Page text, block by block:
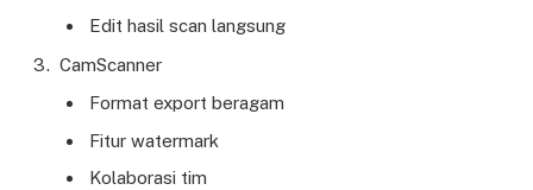
Edit hasil scan langsung
CamScanner
Format export beragam
Fitur watermark
Kolaborasi tim